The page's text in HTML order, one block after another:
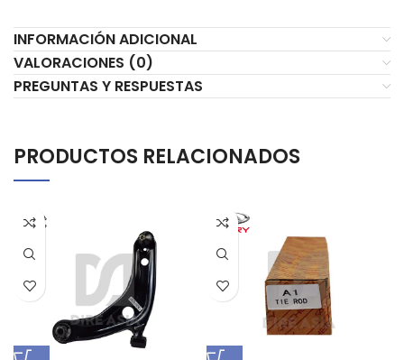
INFORMACIÓN ADICIONAL
VALORACIONES (0)
PREGUNTAS Y RESPUESTAS
PRODUCTOS RELACIONADOS